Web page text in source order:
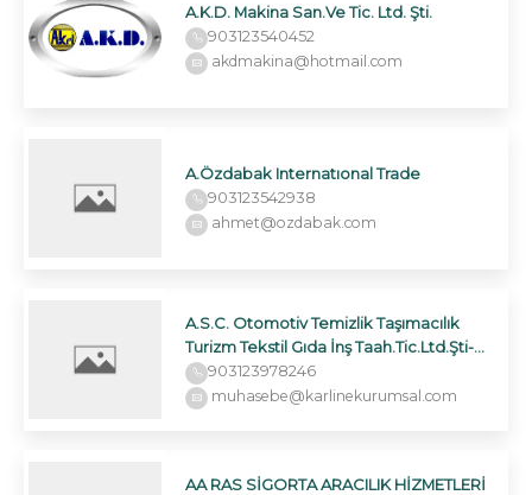
A.K.D. Makina San.Ve Tic. Ltd. Şti.
903123540452
akdmakina@hotmail.com
A.Özdabak Internatıonal Trade
903123542938
ahmet@ozdabak.com
A.S.C. Otomotiv Temizlik Taşımacılık
Turizm Tekstil Gıda İnş Taah.Tic.Ltd.Şti-
Kuruçayırlı Şubesi
903123978246
muhasebe@karlinekurumsal.com
AA RAS SİGORTA ARACILIK HİZMETLERİ